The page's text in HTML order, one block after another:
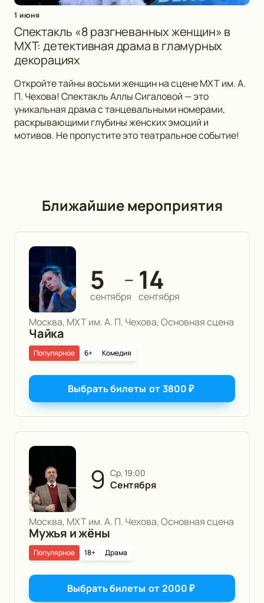
1 июня
Спектакль «8 разгневанных женщин» в
МХТ: детективная драма в гламурных
декорациях
Откройте тайны восьми женщин на сцене МХТ им. А.
П. Чехова! Спектакль Аллы Сигаловой — это
уникальная драма с танцевальными номерами,
раскрывающими глубины женских эмоций и
мотивов. Не пропустите это театральное событие!
Ближайшие мероприятия
5
сентября
— 14
сентября
Москва, МХТ им. А. П. Чехова, Основная сцена
Чайка
6+ Комедия
Популярное
Выбрать билеты от3800₽
9 ср, 19:00
Сентября
Москва, МХТ им. А. П. Чехова, Основная сцена
Мужья и жёны
18+ Драма
Популярное
Выбрать билеты от2000₽